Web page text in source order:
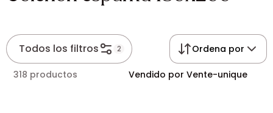
Todos los filtros 2 Ordena por
318 productos Vendido por Vente-unique